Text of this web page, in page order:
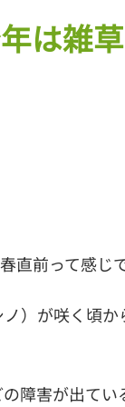
は雑
直前って感じで
）が咲く頃
障害が出てい